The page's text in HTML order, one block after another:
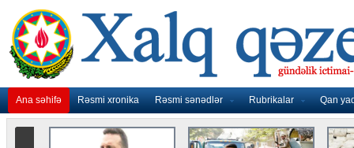
Ana səhifə Rəsmi xronika Rəsmi sənədlər Rubrikalar Qan